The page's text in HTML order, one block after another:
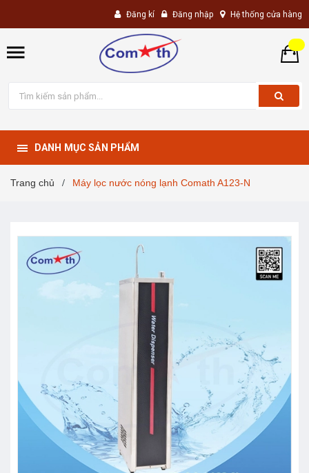
Đăng kí Đăng nhập Hệ thống cửa hàng
DANH MỤC SẢN PHẨM
Trang chủ / Máy lọc nước nóng lạnh Comath A123-N